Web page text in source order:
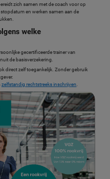
zich samen met de coach voor op
en werken samen aan de
welke
gecertificeerde trainer van
de basisverzekering.
direct zelf toegankelijk. Zonder gebruik
zelfstandig rechtstreeks inschrijven